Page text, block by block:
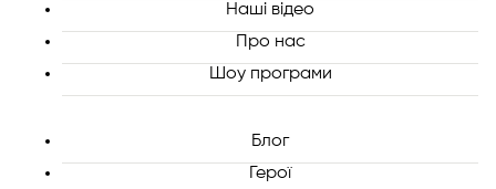
Наші відео
Про нас
Шоу програми
Блог
Герої